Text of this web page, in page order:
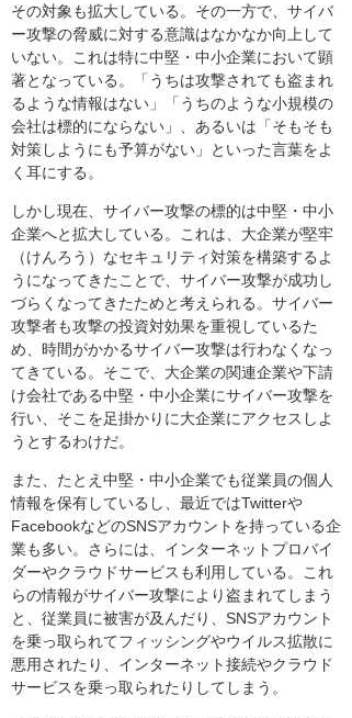
その対象も拡大している。その一方で、サイバ
ー攻撃の脅威に対する意識はなかなか向上して
いない。これは特に中堅・中小企業において顕
著となっている。「うちは攻撃されても盗まれ
るような情報はない」「うちのような小規模の
会社は標的にならない」、あるいは「そもそも
対策しようにも予算がない」といった言葉をよ
く耳にする。
しかし現在、サイバー攻撃の標的は中堅・中小
企業へと拡大している。これは、大企業が堅牢
（けんろう）なセキュリティ対策を構築するよ
うになってきたことで、サイバー攻撃が成功し
づらくなってきたためと考えられる。サイバー
攻撃者も攻撃の投資対効果を重視しているた
め、時間がかかるサイバー攻撃は行わなくなっ
てきている。そこで、大企業の関連企業や下請
け会社である中堅・中小企業にサイバー攻撃を
行い、そこを足掛かりに大企業にアクセスしよ
うとするわけだ。
また、たとえ中堅・中小企業でも従業員の個人
情報を保有しているし、最近ではTwitterや
FacebookなどのSNSアカウントを持っている企
業も多い。さらには、インターネットプロバイ
ダーやクラウドサービスも利用している。これ
らの情報がサイバー攻撃により盗まれてしまう
と、従業員に被害が及んだり、SNSアカウント
を乗っ取られてフィッシングやウイルス拡散に
悪用されたり、インターネット接続やクラウド
サービスを乗っ取られたりしてしまう。